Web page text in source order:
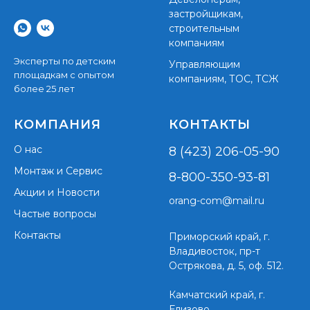
Эксперты по детским
площадкам с опытом
более 25 лет
застройщикам,
строительным
компаниям
Управляющим
компаниям, ТОС, ТСЖ
КОМПАНИЯ
О нас
Монтаж и Сервис
Акции и Новости
Частые вопросы
Контакты
КОНТАКТЫ
8 (423) 206-05-90
8-800-350-93-81
orang-com@mail.ru
Приморский край, г.
Владивосток, пр-т
Острякова, д. 5, оф. 512.
Камчатский край, г.